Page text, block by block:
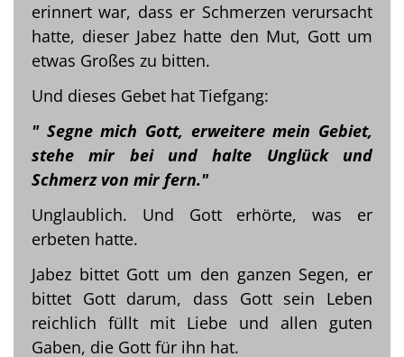
erinnert war, dass er Schmerzen verursacht
hatte, dieser Jabez hatte den Mut, Gott um
etwas Großes zu bitten.
Und dieses Gebet hat Tiefgang:
" Segne mich Gott, erweitere mein Gebiet,
stehe mir bei und halte Unglück und
Schmerz von mir fern."
Unglaublich. Und Gott erhörte, was er
erbeten hatte.
Jabez bittet Gott um den ganzen Segen, er
bittet Gott darum, dass Gott sein Leben
reichlich füllt mit Liebe und allen guten
Gaben, die Gott für ihn hat.